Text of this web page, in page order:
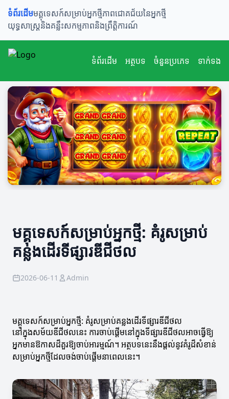
ទំព័រដើមមគ្គុទេសក៍សម្រាប់អ្នកថ្មីភាពជោគជ័យនៃអ្នកថ្មី
យុទ្ធសាស្ត្រនិងគន្លឹះសកម្មភាពនិងព្រឹត្តិការណ៍
ទំព័រដើម អត្ថបទ ចំនួនប្រភេទ ទាក់ទង
មគ្គុទេសក៍សម្រាប់អ្នកថ្មី: គំរូសម្រាប់
គន្លងដើរទីផ្សារឌីជីថល
2026-06-11 Admin
មគ្គូទេសក៍សម្រាប់អ្នកថ្មី: គំរូសម្រាប់គន្លងដើរទីផ្សារឌីជីថល
នៅក្នុងសម័យឌីជីថលនេះ ការចាប់ផ្តើមនៅក្នុងទីផ្សារឌីជីថលអាចធ្វើឱ្យ
អ្នកមានឱកាសដ៏គួរឱ្យចាប់អារម្មណ៍។ អត្ថបទនេះនឹងផ្តល់នូវគំរូដ៏សំខាន់
សម្រាប់អ្នកថ្មីដែលចង់ចាប់ផ្តើមនាពេលនេះ។